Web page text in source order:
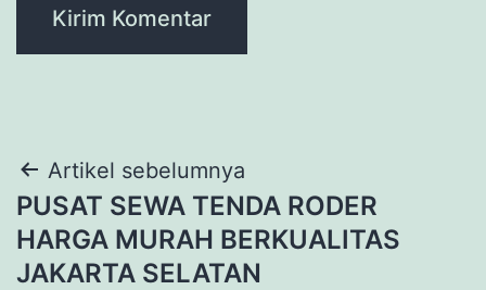
Navigasi
pos
Artikel sebelumnya
PUSAT SEWA TENDA RODER
HARGA MURAH BERKUALITAS
JAKARTA SELATAN